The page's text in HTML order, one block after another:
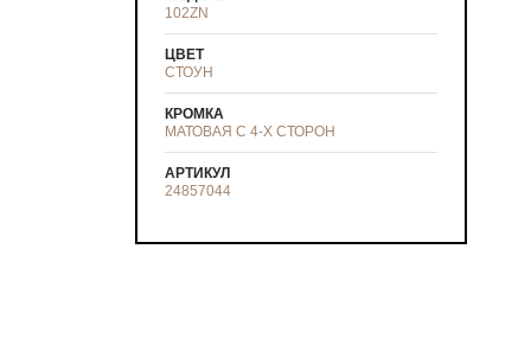
102ZN
ЦВЕТ
СТОУН
КРОМКА
МАТОВАЯ С 4-Х СТОРОН
АРТИКУЛ
24857044